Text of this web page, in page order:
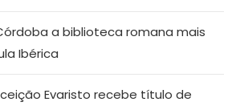
a biblioteca romana mais
Ibérica
Evaristo recebe título de